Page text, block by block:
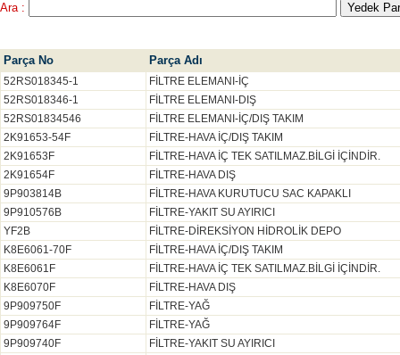
Ara :
Parça No Parça Adı
52RS018345-1
FİLTRE ELEMANI-İÇ
52RS018346-1
FİLTRE ELEMANI-DIŞ
52RS01834546
FİLTRE ELEMANI-İÇ/DIŞ TAKIM
2K91653-54F
FİLTRE-HAVA İÇ/DIŞ TAKIM
2K91653F
FİLTRE-HAVA İÇ TEK SATILMAZ.BİLGİ İÇİNDİR.
2K91654F
FİLTRE-HAVA DIŞ
9P903814B
FİLTRE-HAVA KURUTUCU SAC KAPAKLI
9P910576B
FİLTRE-YAKIT SU AYIRICI
YF2B
FİLTRE-DİREKSİYON HİDROLİK DEPO
K8E6061-70F
FİLTRE-HAVA İÇ/DIŞ TAKIM
K8E6061F
FİLTRE-HAVA İÇ TEK SATILMAZ.BİLGİ İÇİNDİR.
K8E6070F
FİLTRE-HAVA DIŞ
9P909750F
FİLTRE-YAĞ
9P909764F
FİLTRE-YAĞ
9P909740F
FİLTRE-YAKIT SU AYIRICI